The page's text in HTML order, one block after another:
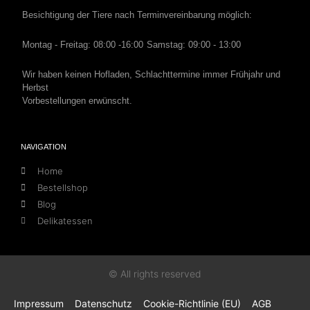
Besichtigung der Tiere nach Terminvereinbarung möglich:
Montag - Freitag: 08:00 -16:00 Samstag: 09:00 - 13:00
Wir haben keinen Hofladen, Schlachttermine immer Frühjahr und
Herbst
Vorbestellungen erwünscht.
NAVIGATION
Home
Bestellshop
Blog
Delikatessen
© All rights reserved
Impressum Datenschutz Cookie-Richtlinie (EU) AGB